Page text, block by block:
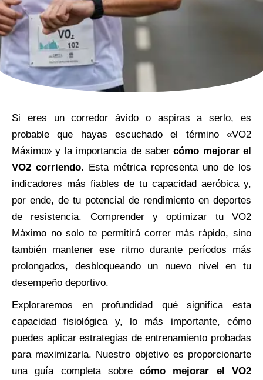
Si eres un corredor ávido o aspiras a serlo, es
probable que hayas escuchado el término «VO2
Máximo» y la importancia de sabercómo mejorar el
VO2 corriendo. Esta métrica representa uno de los
indicadores más fiables de tu capacidad aeróbica y,
por ende, de tu potencial de rendimiento en deportes
de resistencia. Comprender y optimizar tu VO2
Máximo no solo te permitirá correr más rápido, sino
también mantener ese ritmo durante períodos más
prolongados, desbloqueando un nuevo nivel en tu
desempeño deportivo.
Exploraremos en profundidad qué significa esta
capacidad fisiológica y, lo más importante, cómo
puedes aplicar estrategias de entrenamiento probadas
para maximizarla. Nuestro objetivo es proporcionarte
una guía completa sobrecómo mejorar el VO2